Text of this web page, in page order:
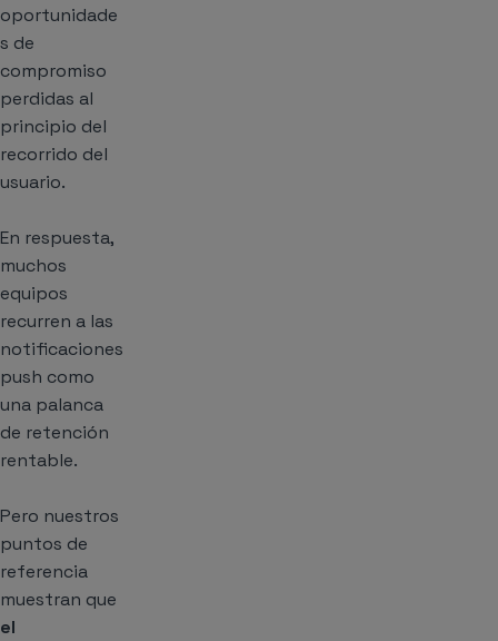
oportunidade
s de
compromiso
perdidas al
principio del
recorrido del
usuario.
En respuesta,
muchos
equipos
recurren a las
notificaciones
push como
una palanca
de retención
rentable.
Pero nuestros
puntos de
referencia
muestran que
el